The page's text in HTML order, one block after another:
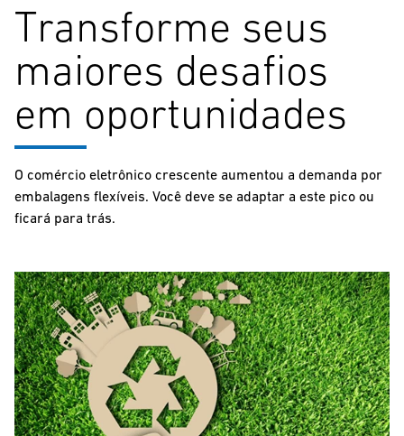
Transforme seus
maiores desafios
em oportunidades
O comércio eletrônico crescente aumentou a demanda por
embalagens flexíveis. Você deve se adaptar a este pico ou
ficará para trás.